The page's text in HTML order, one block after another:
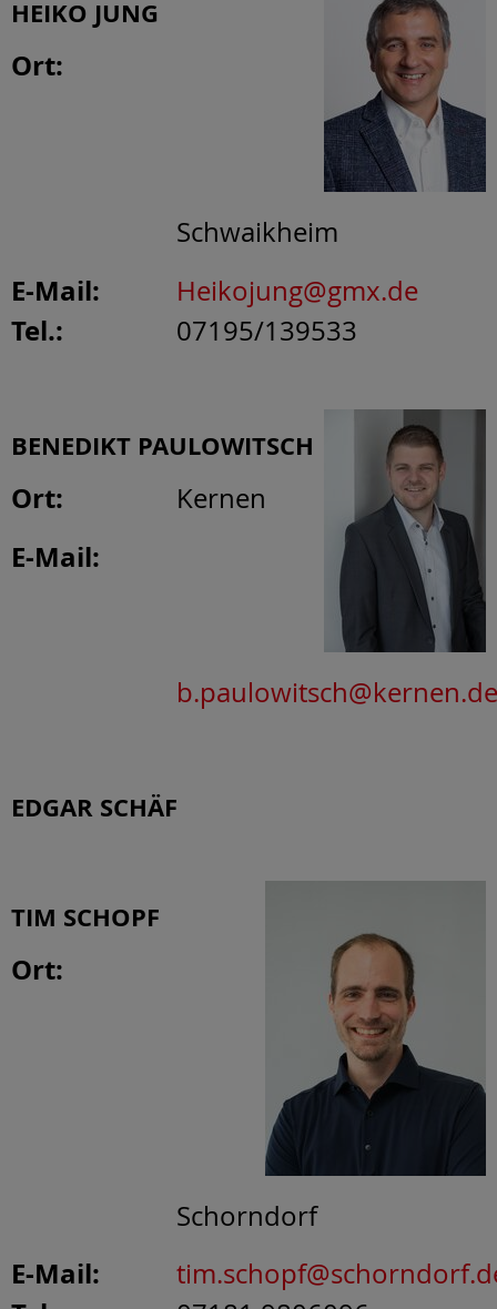
HEIKO JUNG
Ort:
Schwaikheim
E-Mail: Heikojung@gmx.de
Tel.: 07195/139533
BENEDIKT PAULOWITSCH
Ort: Kernen
E-Mail:
b.paulowitsch@kernen.de
EDGAR SCHÄF
TIM SCHOPF
Ort:
Schorndorf
E-Mail: